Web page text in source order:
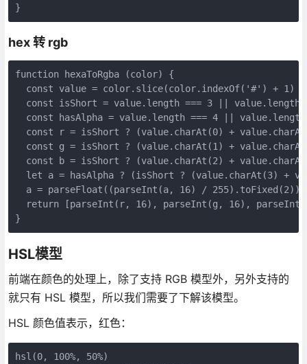
hex 转 rgb
function hexaToRgba (color) {
  const value = color.slice(color.indexOf('#') + 1)
const isShort = value.length === 3 || value.length
const hasAlpha = value.length === 4 ||
const r = isShort ? (value.charAt(0) +
const g = isShort ? (value.charAt(1) +
const b = isShort ? (value.charAt(2) +
let a = hasAlpha ? (isShort ? (value.charAt(3) +
  a = parseFloat((parseInt(a, 16) / 255).toFixed(2))
return [parseInt(r, 16), parseInt(g, 16),
HSL模型
前端在颜色的处理上，除了支持 RGB 模型外，另外支持的
就只有 HSL 模型，所以我们需要了下解该模型。
HSL 颜色值表示，红色：
hsl(0, 100%, 50%)